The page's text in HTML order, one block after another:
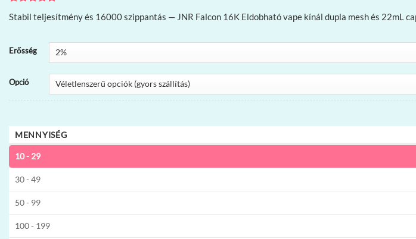
Értékelés
az 5-ből,
1
Stabil teljesítmény és 16000 szippantás — JNR Falcon 16K Eldobható vape kínál dupla mesh és 22mL
Erősség
Opció
MENNYISÉG
10 - 29
30 - 49
50 - 99
100 - 199